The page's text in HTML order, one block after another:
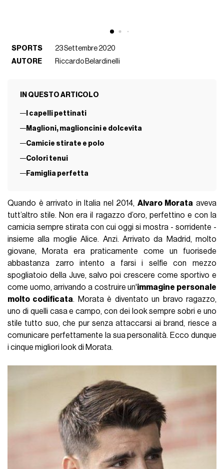
SPORTS
23 Settembre 2020
AUTORE
Riccardo Belardinelli
IN QUESTO ARTICOLO
I capelli pettinati
Maglioni, maglioncini e dolcevita
Camicie stirate e polo
Colori tenui
Famiglia perfetta
Quando è arrivato in Italia nel 2014, Alvaro Morata aveva
tutt’altro stile. Non era il ragazzo d’oro, perfettino e con la
camicia sempre stirata con cui oggi si mostra - sorridente -
insieme alla moglie Alice. Anzi. Arrivato da Madrid, molto
giovane, Morata era praticamente come un fuorisede
abbastanza zarro intento a farsi i selfie con mezzo
spogliatoio della Juve, salvo poi crescere come sportivo e
come uomo, arrivando a costruire un'immagine personale
molto codificata. Morata è diventato un bravo ragazzo,
uno di quelli casa e campo, con dei look sempre sobri e uno
stile tutto suo, che pur senza attaccarsi ai brand, riesce a
comunicare perfettamente la sua personalità. Ecco dunque
i cinque migliori look di Morata.